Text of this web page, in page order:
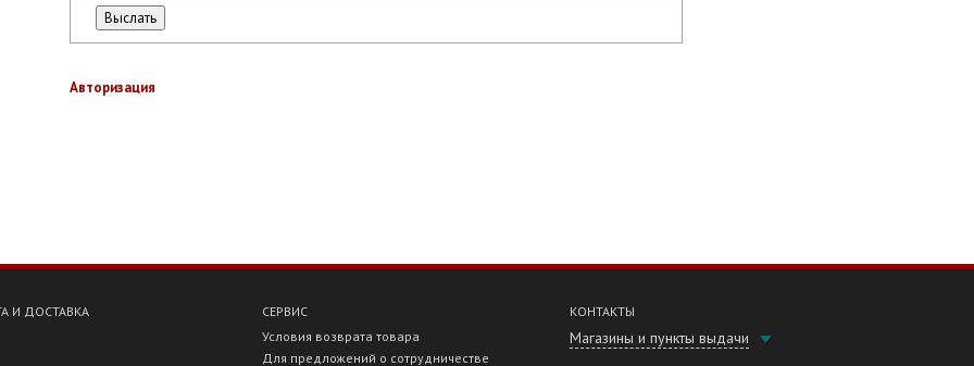
Авторизация
КОНТАКТЫ
Магазины и пункты выдачи
И ДОСТАВКА
СЕРВИС
Условия возврата товара
Для предложений о сотрудничестве